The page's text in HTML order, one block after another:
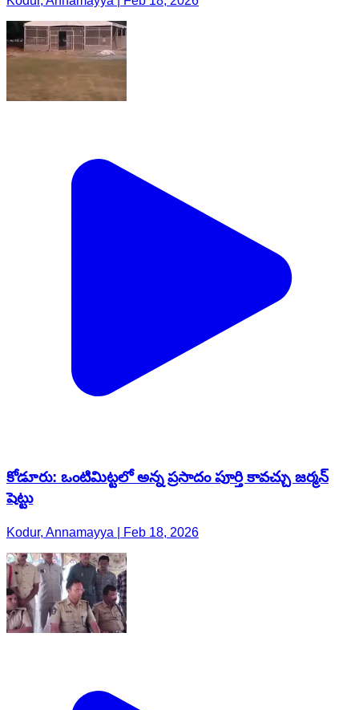
కోడూరు: ఒంటిమిట్టలో అన్న ప్రసాదం పూర్తి కావచ్చు జర్మన్
షెట్టు
Kodur, Annamayya | Feb 18, 2026